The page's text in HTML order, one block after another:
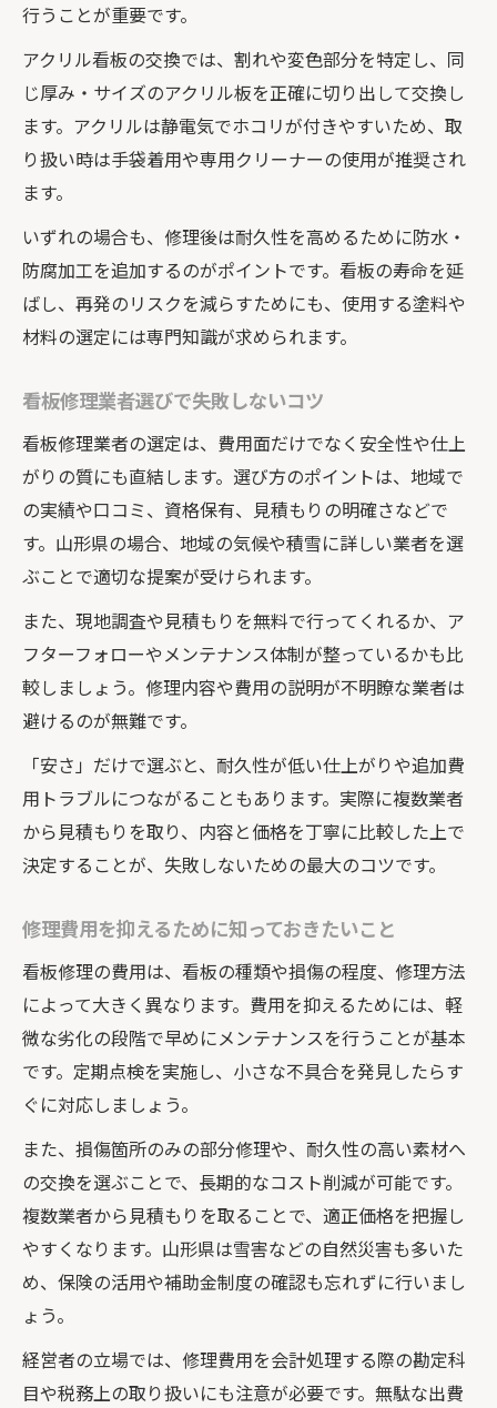
行うことが重要です。
アクリル看板の交換では、割れや変色部分を特定し、同
じ厚み・サイズのアクリル板を正確に切り出して交換し
ます。アクリルは静電気でホコリが付きやすいため、取
り扱い時は手袋着用や専用クリーナーの使用が推奨され
ます。
いずれの場合も、修理後は耐久性を高めるために防水・
防腐加工を追加するのがポイントです。看板の寿命を延
ばし、再発のリスクを減らすためにも、使用する塗料や
材料の選定には専門知識が求められます。
看板修理業者選びで失敗しないコツ
看板修理業者の選定は、費用面だけでなく安全性や仕上
がりの質にも直結します。選び方のポイントは、地域で
の実績や口コミ、資格保有、見積もりの明確さなどで
す。山形県の場合、地域の気候や積雪に詳しい業者を選
ぶことで適切な提案が受けられます。
また、現地調査や見積もりを無料で行ってくれるか、ア
フターフォローやメンテナンス体制が整っているかも比
較しましょう。修理内容や費用の説明が不明瞭な業者は
避けるのが無難です。
「安さ」だけで選ぶと、耐久性が低い仕上がりや追加費
用トラブルにつながることもあります。実際に複数業者
から見積もりを取り、内容と価格を丁寧に比較した上で
決定することが、失敗しないための最大のコツです。
修理費用を抑えるために知っておきたいこと
看板修理の費用は、看板の種類や損傷の程度、修理方法
によって大きく異なります。費用を抑えるためには、軽
微な劣化の段階で早めにメンテナンスを行うことが基本
です。定期点検を実施し、小さな不具合を発見したらす
ぐに対応しましょう。
また、損傷箇所のみの部分修理や、耐久性の高い素材へ
の交換を選ぶことで、長期的なコスト削減が可能です。
複数業者から見積もりを取ることで、適正価格を把握し
やすくなります。山形県は雪害などの自然災害も多いた
め、保険の活用や補助金制度の確認も忘れずに行いまし
ょう。
経営者の立場では、修理費用を会計処理する際の勘定科
目や税務上の取り扱いにも注意が必要です。無駄な出費